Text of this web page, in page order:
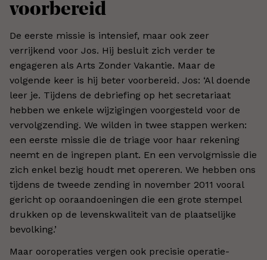
voorbereid
De eerste missie is intensief, maar ook zeer
verrijkend voor Jos. Hij besluit zich verder te
engageren als Arts Zonder Vakantie. Maar de
volgende keer is hij beter voorbereid. Jos: ‘Al doende
leer je. Tijdens de debriefing op het secretariaat
hebben we enkele wijzigingen voorgesteld voor de
vervolgzending. We wilden in twee stappen werken:
een eerste missie die de triage voor haar rekening
neemt en de ingrepen plant. En een vervolgmissie die
zich enkel bezig houdt met opereren. We hebben ons
tijdens de tweede zending in november 2011 vooral
gericht op ooraandoeningen die een grote stempel
drukken op de levenskwaliteit van de plaatselijke
bevolking.’
Maar ooroperaties vergen ook precisie operatie-